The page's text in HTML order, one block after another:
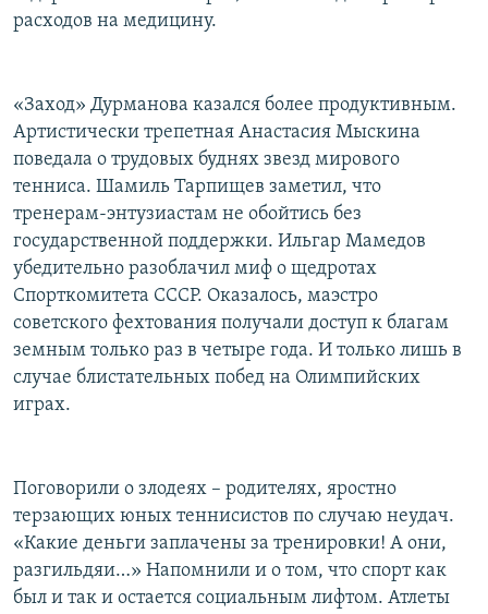
расходов на медицину.
«Заход» Дурманова казался более продуктивным.
Артистически трепетная Анастасия Мыскина
поведала о трудовых буднях звезд мирового
тенниса. Шамиль Тарпищев заметил, что
тренерам-энтузиастам не обойтись без
государственной поддержки. Ильгар Мамедов
убедительно разоблачил миф о щедротах
Спорткомитета СССР. Оказалось, маэстро
советского фехтования получали доступ к благам
земным только раз в четыре года. И только лишь в
случае блистательных побед на Олимпийских
играх.
Поговорили о злодеях – родителях, яростно
терзающих юных теннисистов по случаю неудач.
«Какие деньги заплачены за тренировки! А они,
разгильдяи…» Напомнили и о том, что спорт как
был и так и остается социальным лифтом. Атлеты